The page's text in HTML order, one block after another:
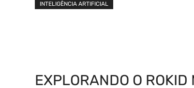
INTELIGÊNCIA ARTIFICIAL
EXPLORANDO O